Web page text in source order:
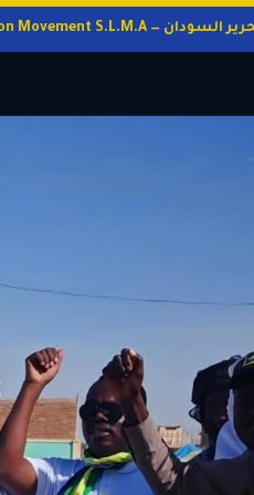
حركة تحرير السودان — Sudan Liberation Movement S.L.M.A